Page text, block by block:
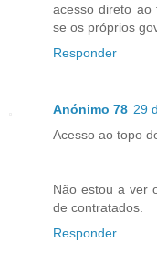
acesso direto ao
se os próprios
Responder
Anónimo 78 29
Acesso ao topo
Não estou a ver
de contratados.
Responder